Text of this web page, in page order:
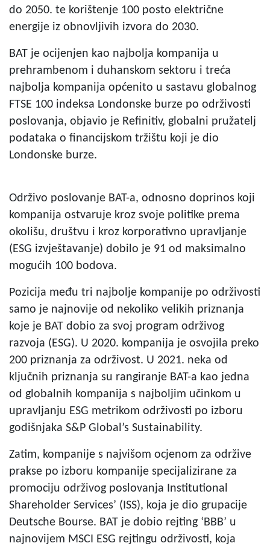
do 2050. te korištenje 100 posto električne
energije iz obnovljivih izvora do 2030.
BAT je ocijenjen kao najbolja kompanija u
prehrambenom i duhanskom sektoru i treća
najbolja kompanija općenito u sastavu globalnog
FTSE 100 indeksa Londonske burze po održivosti
poslovanja, objavio je Refinitiv, globalni pružatelj
podataka o financijskom tržištu koji je dio
Londonske burze.
Održivo poslovanje BAT-a, odnosno doprinos koji
kompanija ostvaruje kroz svoje politike prema
okolišu, društvu i kroz korporativno upravljanje
(ESG izvještavanje) dobilo je 91 od maksimalno
mogućih 100 bodova.
Pozicija među tri najbolje kompanije po održivosti
samo je najnovije od nekoliko velikih priznanja
koje je BAT dobio za svoj program održivog
razvoja (ESG). U 2020. kompanija je osvojila preko
200 priznanja za održivost. U 2021. neka od
ključnih priznanja su rangiranje BAT-a kao jedna
od globalnih kompanija s najboljim učinkom u
upravljanju ESG metrikom održivosti po izboru
godišnjaka S&P Global’s Sustainability.
Zatim, kompanije s najvišom ocjenom za održive
prakse po izboru kompanije specijalizirane za
promociju održivog poslovanja Institutional
Shareholder Services’ (ISS), koja je dio grupacije
Deutsche Bourse. BAT je dobio rejting ‘BBB’ u
najnovijem MSCI ESG rejtingu održivosti, koja